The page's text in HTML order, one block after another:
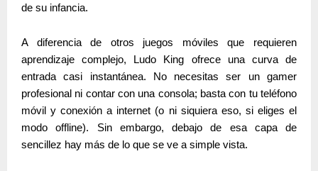
de su infancia.
A diferencia de otros juegos móviles que requieren
aprendizaje complejo, Ludo King ofrece una curva de
entrada casi instantánea. No necesitas ser un gamer
profesional ni contar con una consola; basta con tu teléfono
móvil y conexión a internet (o ni siquiera eso, si eliges el
modo offline). Sin embargo, debajo de esa capa de
sencillez hay más de lo que se ve a simple vista.